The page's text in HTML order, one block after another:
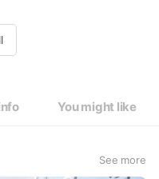
You might like
See more